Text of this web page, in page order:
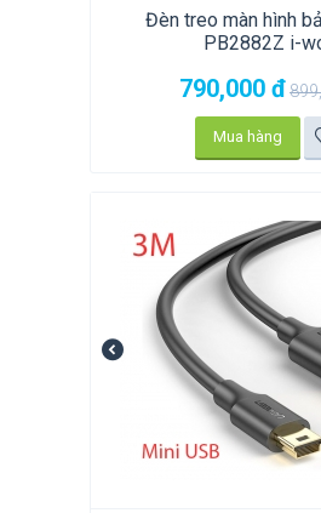
Đèn treo màn hình
PB2882Z i-
790,000 đ
Mua hàng